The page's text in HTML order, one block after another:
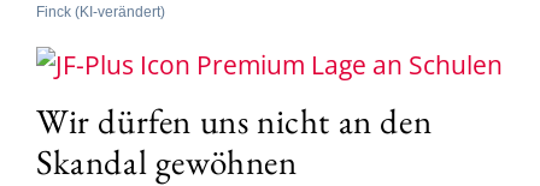
Finck (KI-verändert)
Lage an Schulen
Wir dürfen uns nicht an den
Skandal gewöhnen